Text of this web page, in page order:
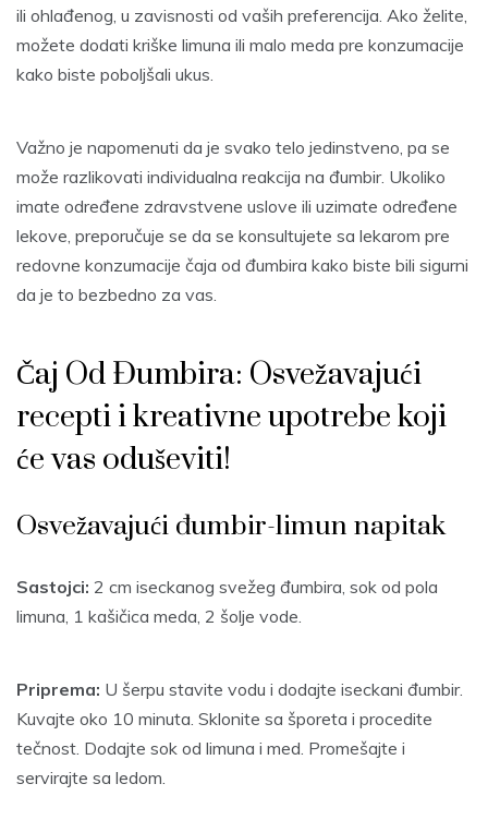
ili ohlađenog, u zavisnosti od vaših preferencija. Ako želite,
možete dodati kriške limuna ili malo meda pre konzumacije
kako biste poboljšali ukus.
Važno je napomenuti da je svako telo jedinstveno, pa se
može razlikovati individualna reakcija na đumbir. Ukoliko
imate određene zdravstvene uslove ili uzimate određene
lekove, preporučuje se da se konsultujete sa lekarom pre
redovne konzumacije čaja od đumbira kako biste bili sigurni
da je to bezbedno za vas.
Čaj Od Đumbira: Osvežavajući
recepti i kreativne upotrebe koji
će vas oduševiti!
Osvežavajući đumbir-limun napitak
Sastojci: 2 cm iseckanog svežeg đumbira, sok od pola
limuna, 1 kašičica meda, 2 šolje vode.
Priprema: U šerpu stavite vodu i dodajte iseckani đumbir.
Kuvajte oko 10 minuta. Sklonite sa šporeta i procedite
tečnost. Dodajte sok od limuna i med. Promešajte i
servirajte sa ledom.